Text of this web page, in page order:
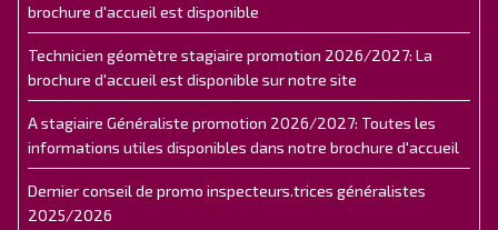
brochure d'accueil est disponible
Technicien géomètre stagiaire promotion 2026/2027: La
brochure d'accueil est disponible sur notre site
A stagiaire Généraliste promotion 2026/2027: Toutes les
informations utiles disponibles dans notre brochure d'accueil
Dernier conseil de promo inspecteurs.trices généralistes
2025/2026